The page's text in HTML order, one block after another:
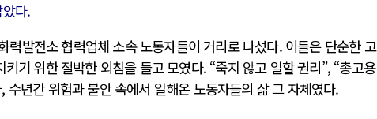
다.
발전소 협력업체 소속 노동자들이 거리로 나섰다. 이들은 단순한 고
기 위한 절박한 외침을 들고 모였다. “죽지 않고 일할 권리”, “총고용
수년간 위험과 불안 속에서 일해온 노동자들의 삶 그 자체였다.
시..
전쟁의 추상화: 우크라이나, 대리전의 역..